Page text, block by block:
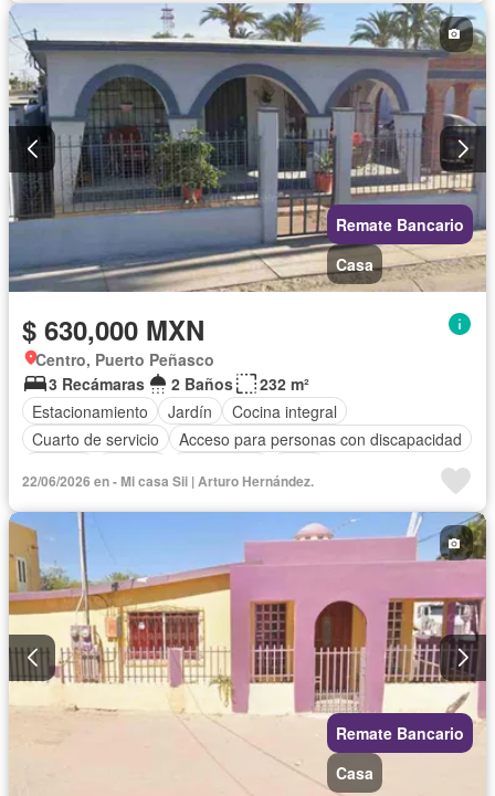
Permite niños
Parcialmente amueblado
Remate Bancario
Casa
$ 630,000 MXN
Centro, Puerto Peñasco
3 Recámaras
2 Baños
232 m²
Estacionamiento
Jardín
Cocina integral
Cuarto de servicio
Acceso para personas con discapacidad
Cuarto de Limpieza
Televisión por cable
Zonas verdes
Recámara con closet
Conserje
Permite mascotas
Sin amueblar
22/06/2026 en - Mi casa Sii | Arturo Hernández.
Remate Bancario
Casa